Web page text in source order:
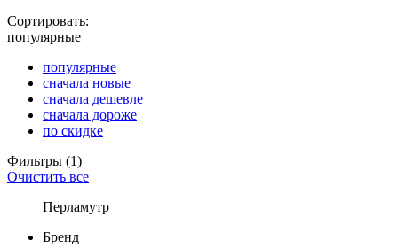
Сортировать:
популярные
популярные
сначала новые
сначала дешевле
сначала дороже
по скидке
Фильтры (1)
Очистить все
Перламутр
Бренд